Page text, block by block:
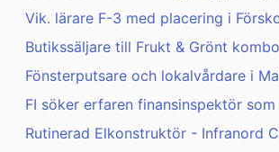
Vik. lärare F-3 med placering i
Butikssäljare till Frukt & Grönt
Fönsterputsare och lokalvårdare i
FI söker erfaren finansinspektör som
Rutinerad Elkonstruktör - Infranord